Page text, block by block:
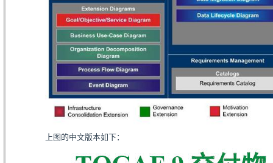
上图的中文版本如下：